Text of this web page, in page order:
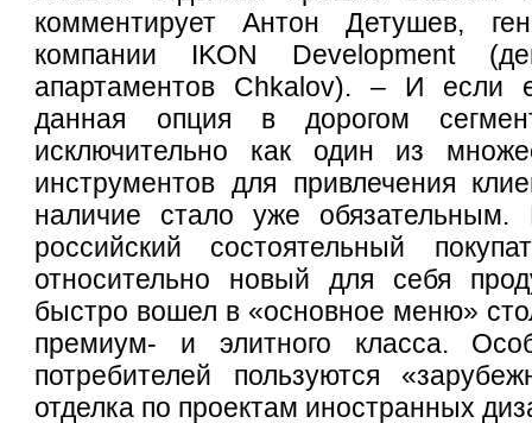
комментирует Антон Детушев,
компании IKON Development
апартаментов Chkalov). – И если
данная опция в дорогом
исключительно как один из
инструментов для привлечения
наличие стало уже обязательным.
российский состоятельный
относительно новый для себя
быстро вошел в «основное меню»
премиум- и элитного класса.
потребителей пользуются
отделка по проектам иностранных